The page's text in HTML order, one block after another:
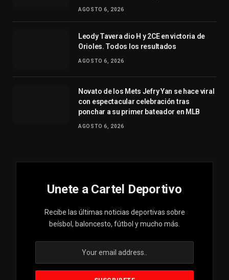
AGOSTO 6, 2026
Leody Tavera dio H y 2CE en victoria de
Orioles. Todos los resultados
AGOSTO 6, 2026
Novato de los Mets Jefry Yan se hace viral
con espectacular celebración tras
ponchar a su primer bateador en MLB
AGOSTO 6, 2026
Unete a Cartel Deportivo
Recibe las últimas noticias deportivas sobre
beísbol, baloncesto, fútbol y mucho más.